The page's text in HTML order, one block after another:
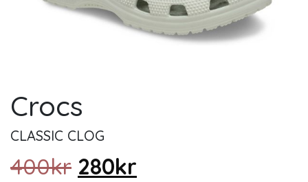
Crocs
CLASSIC CLOG
400kr Det ursprungliga
280kr